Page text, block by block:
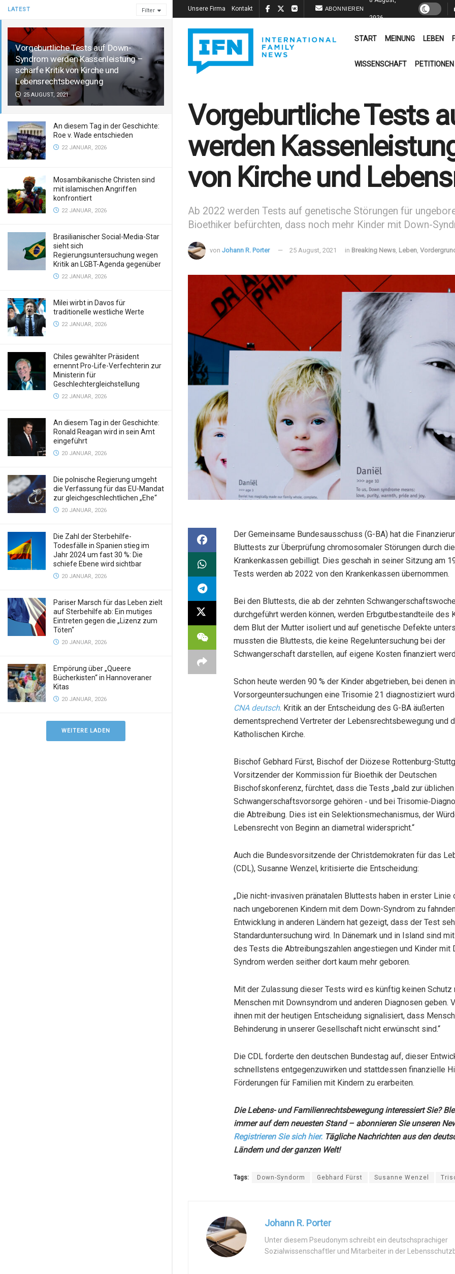
LATEST Filter
Vorgeburtliche Tests auf Down-
Syndrom werden Kassenleistung –
scharfe Kritik von Kirche und
Lebensrechtsbewegung
25 AUGUST, 2021
An diesem Tag in der Geschichte:
Roe v. Wade entschieden
22 JANUAR, 2026
Mosambikanische Christen sind
mit islamischen Angriffen
konfrontiert
22 JANUAR, 2026
Brasilianischer Social-Media-Star
sieht sich
Regierungsuntersuchung wegen
Kritik an LGBT-Agenda gegenüber
22 JANUAR, 2026
Milei wirbt in Davos für
traditionelle westliche Werte
22 JANUAR, 2026
Chiles gewählter Präsident
ernennt Pro-Life-Verfechterin zur
Ministerin für
Geschlechtergleichstellung
22 JANUAR, 2026
An diesem Tag in der Geschichte:
Ronald Reagan wird in sein Amt
eingeführt
20 JANUAR, 2026
Die polnische Regierung umgeht
die Verfassung für das EU-Mandat
zur gleichgeschlechtlichen „Ehe“
20 JANUAR, 2026
Die Zahl der Sterbehilfe-
Todesfälle in Spanien stieg im
Jahr 2024 um fast 30 %: Die
schiefe Ebene wird sichtbar
20 JANUAR, 2026
Pariser Marsch für das Leben zielt
auf Sterbehilfe ab: Ein mutiges
Eintreten gegen die „Lizenz zum
Töten“
20 JANUAR, 2026
Empörung über „Queere
Bücherkisten“ in Hannoveraner
Kitas
20 JANUAR, 2026
WEITERE LADEN
Unsere Firma Kontakt ABONNIEREN
2026
START MEINUNG LEBEN
WISSENSCHAFT PETITIONEN
Vorgeburtliche Tests
werden
von Kirche und
Ab 2022 werden Tests auf genetische Störungen für
Bioethiker befürchten, dass noch mehr Kinder mit Down-
von Johann R. Porter 25 August, 2021 in Breaking News, Leben,
Der Gemeinsame Bundesausschuss (G-BA) hat die
Bluttests zur Überprüfung chromosomaler Störungen durch die
Krankenkassen gebilligt. Dies geschah in seiner Sitzung am
Tests werden ab 2022 von den Krankenkassen übernommen.
Bei den Bluttests, die ab der zehnten Schwangerschaftswoche
durchgeführt werden können, werden Erbgutbestandteile des
dem Blut der Mutter isoliert und auf genetische Defekte
mussten die Bluttests, die keine Regeluntersuchung bei der
Schwangerschaft darstellen, auf eigene Kosten finanziert
Schon heute werden 90 % der Kinder abgetrieben, bei denen in
Vorsorgeuntersuchungen eine Trisomie 21 diagnostiziert
CNA deutsch. Kritik an der Entscheidung des G-BA äußerten
dementsprechend Vertreter der Lebensrechtsbewegung und
Katholischen Kirche.
Bischof Gebhard Fürst, Bischof der Diözese Rottenburg-
Vorsitzender der Kommission für Bioethik der Deutschen
Bischofskonferenz, fürchtet, dass die Tests „bald zur üblichen
Schwangerschaftsvorsorge gehören ‑ und bei
die Abtreibung. Dies ist ein Selektionsmechanismus, der
Lebensrecht von Beginn an diametral widerspricht.“
Auch die Bundesvorsitzende der Christdemokraten für das
(CDL), Susanne Wenzel, kritisierte die Entscheidung:
„Die nicht-invasiven pränatalen Bluttests haben in erster Linie
nach ungeborenen Kindern mit dem Down-Syndrom zu
Entwicklung in anderen Ländern hat gezeigt, dass der Test
Standarduntersuchung wird. In Dänemark und in Island sind
des Tests die Abtreibungszahlen angestiegen und Kinder mit
Syndrom werden seither dort kaum mehr geboren.
Mit der Zulassung dieser Tests wird es künftig keinen Schutz
Menschen mit Downsyndrom und anderen Diagnosen geben.
ihnen mit der heutigen Entscheidung signalisiert, dass
Behinderung in unserer Gesellschaft nicht erwünscht sind.“
Die CDL forderte den deutschen Bundestag auf, dieser
schnellstens entgegenzuwirken und stattdessen finanzielle
Förderungen für Familien mit Kindern zu erarbeiten.
Die Lebens- und Familienrechtsbewegung interessiert Sie?
immer auf dem neuesten Stand – abonnieren Sie unseren
Registrieren Sie sich hier. Tägliche Nachrichten aus den
Ländern und der ganzen Welt!
Tags: Down-Syndorm Gebhard Fürst Susanne Wenzel
Johann R. Porter
Unter diesem Pseudonym schreibt ein deutschsprachiger
Sozialwissenschaftler und Mitarbeiter in der